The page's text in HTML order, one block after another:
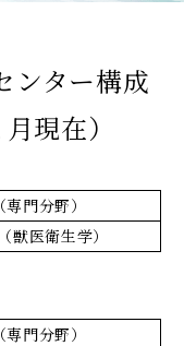
ター構成
現在）
門分野）
獣医衛生学）
門分野）